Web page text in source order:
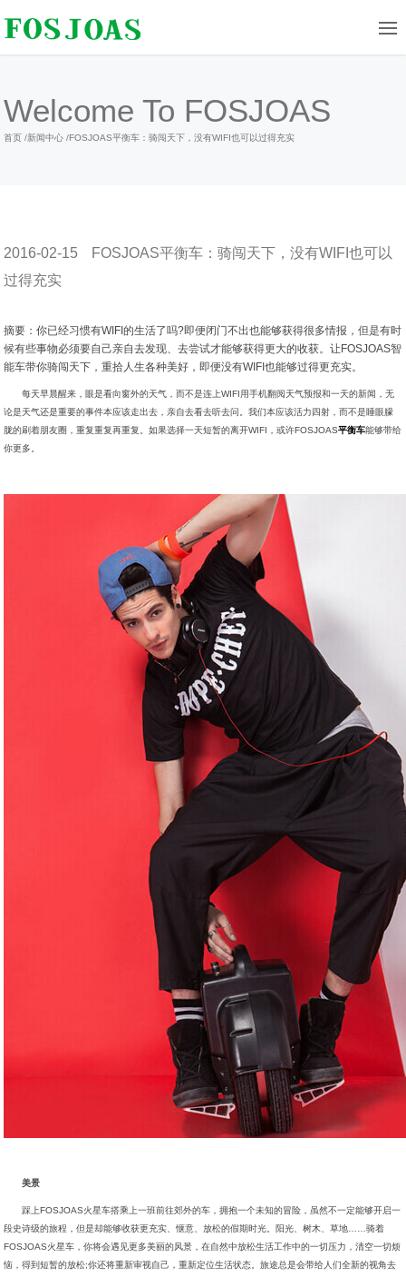
Welcome To FOSJOAS
首页 /新闻中心 /FOSJOAS平衡车：骑闯天下，没有WIFI也可以过得充实
2016-02-15
FOSJOAS平衡车：骑闯天下，没有WIFI也可以
过得充实
摘要：你已经习惯有WIFI的生活了吗?即便闭门不出也能够获得很多情报，但是有时
候有些事物必须要自己亲自去发现、去尝试才能够获得更大的收获。让FOSJOAS智
能车带你骑闯天下，重拾人生各种美好，即便没有WIFI也能够过得更充实。
每天早晨醒来，眼是看向窗外的天气，而不是连上WIFI用手机翻阅天气预报和一天的新闻，无
论是天气还是重要的事件本应该走出去，亲自去看去听去问。我们本应该活力四射，而不是睡眼朦
胧的刷着朋友圈，重复重复再重复。如果选择一天短暂的离开WIFI，或许FOSJOAS平衡车能够带给
你更多。
美景
踩上FOSJOAS火星车搭乘上一班前往郊外的车，拥抱一个未知的冒险，虽然不一定能够开启一
段史诗级的旅程，但是却能够收获更充实、惬意、放松的假期时光。阳光、树木、草地……骑着
FOSJOAS火星车，你将会遇见更多美丽的风景，在自然中放松生活工作中的一切压力，清空一切烦
恼，得到短暂的放松;你还将重新审视自己，重新定位生活状态。旅途总是会带给人们全新的视角去